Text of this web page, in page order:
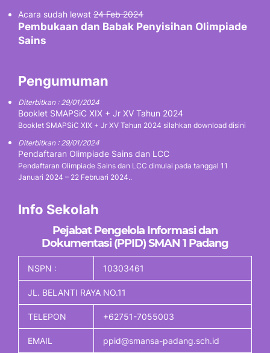
Acara sudah lewat 24 Feb 2024
Pembukaan dan Babak Penyisihan Olimpiade
Sains
Pengumuman
Diterbitkan : 29/01/2024
Booklet SMAPSiC XIX + Jr XV Tahun 2024
Booklet SMAPSiC XIX + Jr XV Tahun 2024 silahkan download disini
Diterbitkan : 29/01/2024
Pendaftaran Olimpiade Sains dan LCC
Pendaftaran Olimpiade Sains dan LCC dimulai pada tanggal 11
Januari 2024 – 22 Februari 2024..
Info Sekolah
Pejabat Pengelola Informasi dan
Dokumentasi (PPID) SMAN 1 Padang
NSPN : 10303461
JL. BELANTI RAYA NO.11
TELEPON +62751-7055003
EMAIL ppid@smansa-padang.sch.id